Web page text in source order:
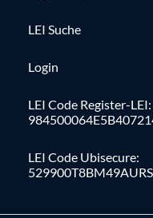
LEI Suche
Login
LEI Code Register-LEI:
LEI Code Ubisecure: